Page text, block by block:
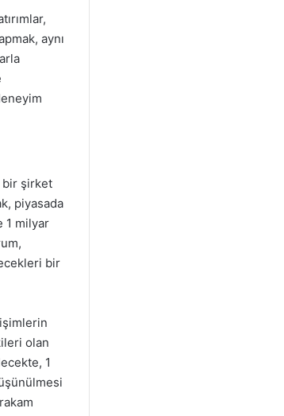
aynı
bir şirket
piyasada
1 milyar
bir
olan
1